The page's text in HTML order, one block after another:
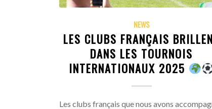
NEWS
LES CLUBS FRANÇAIS
DANS LES TOURNOIS
INTERNATIONAUX 2025
Les clubs français que nous avons